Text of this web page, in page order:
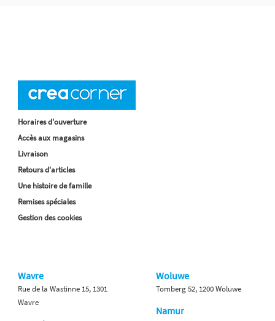
Horaires d'ouverture
Accès aux magasins
Livraison
Retours d'articles
Une histoire de famille
Remises spéciales
Gestion des cookies
Wavre
Rue de la Wastinne 15, 1301
Wavre
Woluwe
Tomberg 52, 1200 Woluwe
Namur